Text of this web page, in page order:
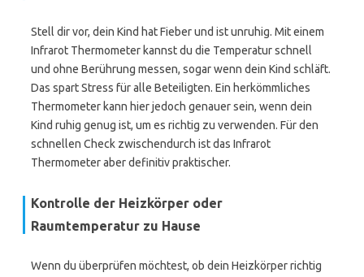
Stell dir vor, dein Kind hat Fieber und ist unruhig. Mit einem
Infrarot Thermometer kannst du die Temperatur schnell
und ohne Berührung messen, sogar wenn dein Kind schläft.
Das spart Stress für alle Beteiligten. Ein herkömmliches
Thermometer kann hier jedoch genauer sein, wenn dein
Kind ruhig genug ist, um es richtig zu verwenden. Für den
schnellen Check zwischendurch ist das Infrarot
Thermometer aber definitiv praktischer.
Kontrolle der Heizkörper oder
Raumtemperatur zu Hause
Wenn du überprüfen möchtest, ob dein Heizkörper richtig